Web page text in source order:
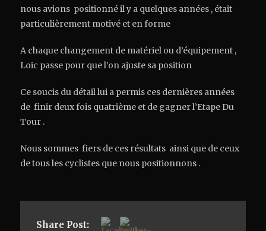
nous avions positionné il y a quelques années , était
particulièrement motivé et en forme
A chaque changement de matériel ou d’équipement ,
Loic passe pour que l’on ajuste sa position
Ce soucis du détail lui a permis ces dernières années
de finir deux fois quatrième et de gagner l’Etape Du
Tour .
Nous sommes fiers de ces résultats ainsi que de ceux
de tous les cyclistes que nous positionnons .
Share Post: